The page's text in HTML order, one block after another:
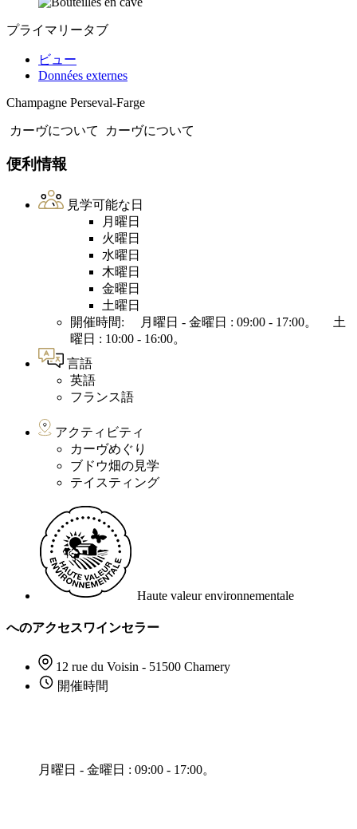
プライマリータブ
ビュー
Données externes
Champagne Perseval-Farge
カーヴについて カーヴについて
便利情報
見学可能な日
月曜日
火曜日
水曜日
木曜日
金曜日
土曜日
開催時間: 月曜日 - 金曜日 : 09:00 - 17:00。 土
曜日 : 10:00 - 16:00。
言語
英語
フランス語
アクティビティ
カーヴめぐり
ブドウ畑の見学
テイスティング
Haute valeur environnementale
へのアクセスワインセラー
12 rue du Voisin - 51500 Chamery
開催時間
月曜日 - 金曜日 : 09:00 - 17:00。